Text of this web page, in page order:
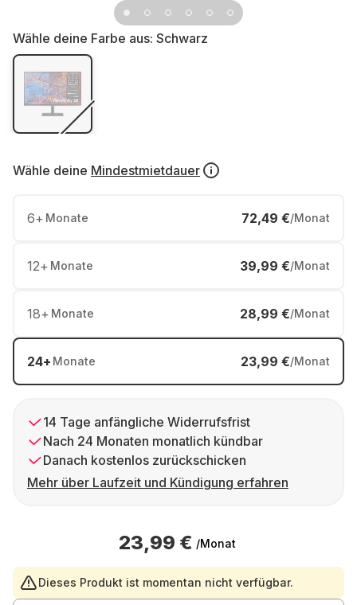
Wähle deine Farbe aus: Schwarz
Wähle deine Mindestmietdauer
6+ Monate 72,49 €/Monat
12+ Monate 39,99 €/Monat
18+ Monate 28,99 €/Monat
24+ Monate 23,99 €/Monat
14 Tage anfängliche Widerrufsfrist
Nach 24 Monaten monatlich kündbar
Danach kostenlos zurückschicken
Mehr über Laufzeit und Kündigung erfahren
23,99 € /Monat
Dieses Produkt ist momentan nicht verfügbar.